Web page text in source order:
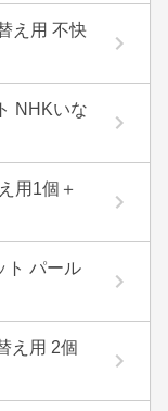
え用 不快
NHKいな
用1個＋
ト パール
え用 2個